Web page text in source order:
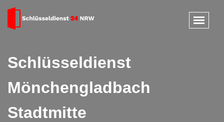
Schlüsseldienst
Mönchengladbach
Stadtmitte